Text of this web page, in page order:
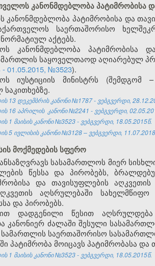
კანონმდებლობა პატიმრობისა
კანონმდებლობა პატიმრობისა და
საერთაშორისო
აქტებს.
კანონმდებლობა პატიმრობისა
საყოველთაოდ აღიარებულ
01.05.2015, №3523).
იუსტიციის მინისტრს (შემდგომ
13 დეკემბრის კანონი №1787 - ვებგვერდი,
16 აპრილის კანონი №2241 - ვებგვერდი,
1 მაისის კანონი №3523 - ვებგვერდი, 18.05.2015წ.
5 ივლისის კანონი №3128 – ვებგვერდი,
მოქმედების სფერო
სასამართლოს მიერ
წესსა და პირობებს,
და თავისუფლების
აღსრულებაში
და პირობებს.
დადგენილი წესით აღსრულდება
კანონიერ ძალაში შესული
საერთაშორისო
პატიმრობა მოიცავს პატიმრობასა და
1 მაისის კანონი №3523 - ვებგვერდი, 18.05.2015წ.